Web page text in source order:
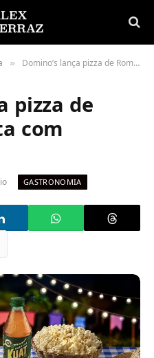
» Domino’s lança pizza de Romeu e Julieta com Catupiry
pizza de
com
GASTRONOMIA